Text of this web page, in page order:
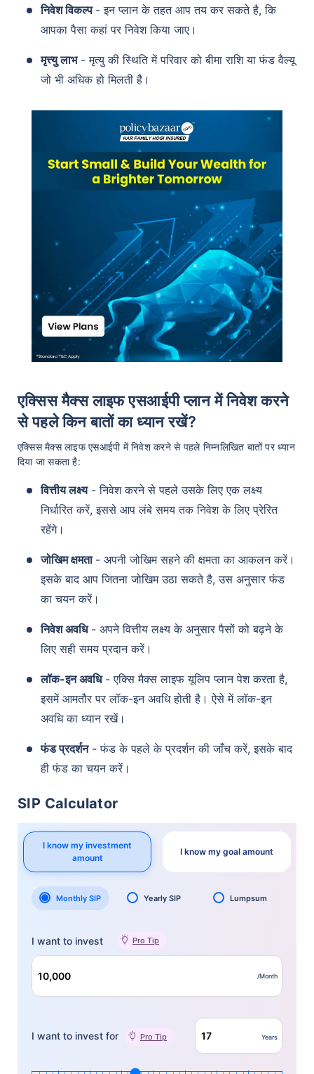
निवेश विकल्प - इन प्लान के तहत आप तय कर सकते है, कि
आपका पैसा कहां पर निवेश किया जाए।
मृत्त्यु लाभ- मृत्यु की स्थिति में परिवार को बीमा राशि या फंड वैल्यू
जो भी अधिक हो मिलती है।
एक्सिस मैक्स लाइफ एसआईपी प्लान में निवेश करने
से पहले किन बातों का ध्यान रखें?
एक्सिस मैक्स लाइफ एसआईपी में निवेश करने से पहले निम्नलिखित बातों पर ध्यान
दिया जा सकता है:
वित्तीय लक्ष्य- निवेश करने से पहले उसके लिए एक लक्ष्य
निर्धारित करें, इससे आप लंबे समय तक निवेश के लिए प्रेरित
रहेंगे।
जोखिम क्षमता - अपनी जोखिम सहने की क्षमता का आकलन करें।
इसके बाद आप जितना जोखिम उठा सकते है, उस अनुसार फंड
का चयन करें।
निवेश अवधि- अपने वित्तीय लक्ष्य के अनुसार पैसों को बढ़ने के
लिए सही समय प्रदान करें।
लॉक-इन अवधि- एक्सि मैक्स लाइफ यूलिप प्लान पेश करता है,
इसमें आमतौर पर लॉक-इन अवधि होती है। ऐसे में लॉक-इन
अवधि का ध्यान रखें।
फंड प्रदर्शन- फंड के पहले के प्रदर्शन की जाँच करें, इसके बाद
ही फंड का चयन करें।
SIP Calculator
I know my investment
amount
I know my goal amount
Monthly SIP Yearly SIP Lumpsum
I want to invest Pro Tip
/Month
I want to invest for Pro Tip Years
Get Returns as High as
Tax-Free Returns
and get₹1 Cron maturity
Create wealth for your future goals
Zero Capital Gains tax^
View Plans
*Returns on Basis 7 year fund performance